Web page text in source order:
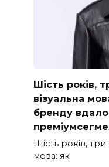
Шість років,
візуальна
бренду
Шість років, три
мова: як